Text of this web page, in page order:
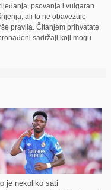
psovanja i vulgaran
ali to ne obavezuje
pravila. Čitanjem prihvatate
sadržaji koji mogu
je nekoliko sati